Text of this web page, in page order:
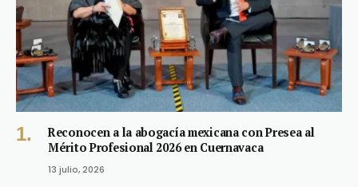
Reconocen a la abogacía mexicana con Presea al
Mérito Profesional 2026 en Cuernavaca
13 julio, 2026